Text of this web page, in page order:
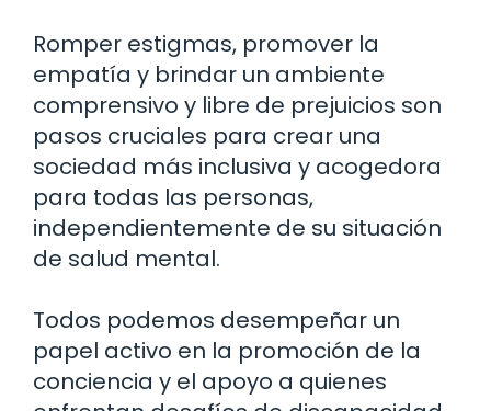
Romper estigmas, promover la
empatía y brindar un ambiente
comprensivo y libre de prejuicios son
pasos cruciales para crear una
sociedad más inclusiva y acogedora
para todas las personas,
independientemente de su situación
de salud mental.
Todos podemos desempeñar un
papel activo en la promoción de la
conciencia y el apoyo a quienes